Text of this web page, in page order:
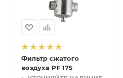
Фильтр сжатого
воздуха PF 175